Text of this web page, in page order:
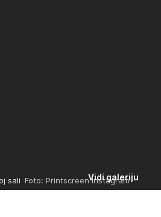
Vidi galeriju
sali Foto: Printscreen Instagram